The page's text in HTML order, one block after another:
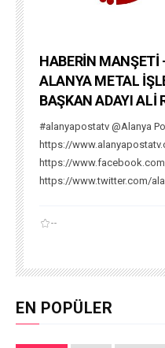
HABERİN MANŞETİ
ALANYA METAL
BAŞKAN ADAYI ALİ
#alanyapostatv @Alanya
https://
https://
https://www.twitter.com/
--
EN POPÜLER